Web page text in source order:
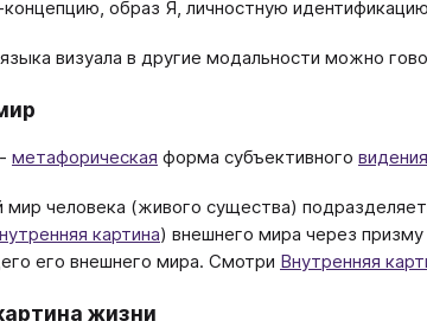
образ Я, личностную
визуала в другие модальности можно
метафорическая форма субъективного видения
человека (живого существа)
картина) внешнего мира через
его внешнего мира. Смотри Внутренняя
жизни